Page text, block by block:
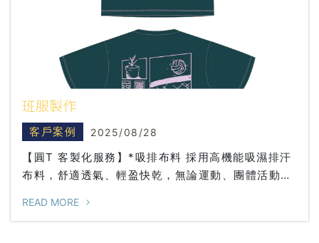
班服製作
客戶案例 2025/08/28
【圓T 客製化服務】*吸排布料 採用高機能吸濕排汗
布料，舒適透氣、輕盈快乾，無論運動、團體活動或
支紗緊密賽洛紡頂級精梳棉T恤訂製流程簡單：1️⃣ 先
READ MORE